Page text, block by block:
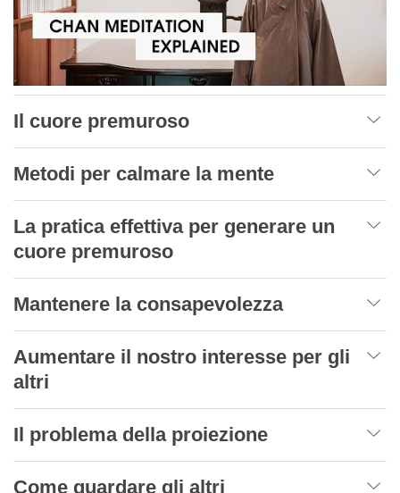
Il cuore premuroso
Metodi per calmare la mente
La pratica effettiva per generare un
cuore premuroso
Mantenere la consapevolezza
Aumentare il nostro interesse per gli
altri
Il problema della proiezione
Come guardare gli altri